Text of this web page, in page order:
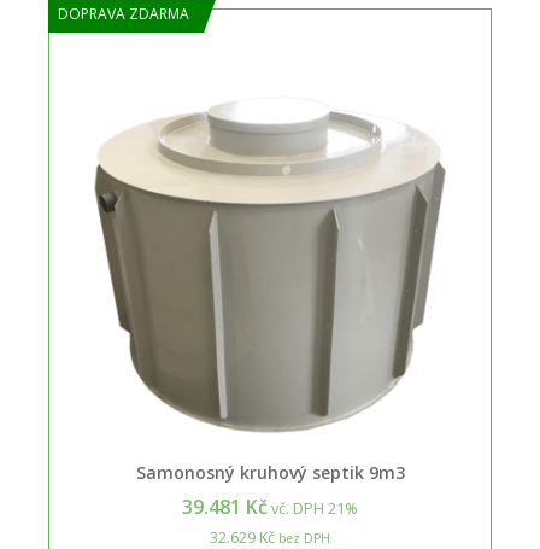
DOPRAVA ZDARMA
Samonosný kruhový septik 9m3
39.481 Kčvč. DPH 21%
32.629 Kč bez DPH